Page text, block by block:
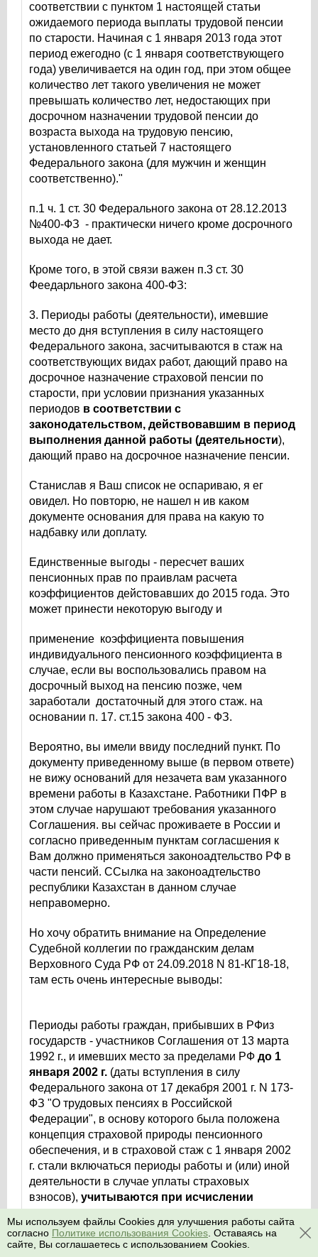
соответствии с пунктом 1 настоящей статьи
ожидаемого периода выплаты трудовой пенсии
по старости. Начиная с 1 января 2013 года этот
период ежегодно (с 1 января соответствующего
года) увеличивается на один год, при этом общее
количество лет такого увеличения не может
превышать количество лет, недостающих при
досрочном назначении трудовой пенсии до
возраста выхода на трудовую пенсию,
установленного статьей 7 настоящего
Федерального закона (для мужчин и женщин
соответственно)."
п.1 ч. 1 ст. 30 Федерального закона от 28.12.2013
№400-ФЗ - практически ничего кроме досрочного
выхода не дает.
Кроме того, в этой связи важен п.3 ст. 30
Феедарльного закона 400-ФЗ:
3. Периоды работы (деятельности), имевшие
место до дня вступления в силу настоящего
Федерального закона, засчитываются в стаж на
соответствующих видах работ, дающий право на
досрочное назначение страховой пенсии по
старости, при условии признания указанных
периодов в соответствии с
законодательством, действовавшим в период
выполнения данной работы (деятельности),
дающий право на досрочное назначение пенсии.
Станислав я Ваш список не оспариваю, я ег
овидел. Но повторю, не нашел н ив каком
документе основания для права на какую то
надбавку или доплату.
Единственные выгоды - пересчет ваших
пенсионных прав по праивлам расчета
коэффициентов дейстовавших до 2015 года. Это
может принести некоторую выгоду и
применение коэффициента повышения
индивидуального пенсионного коэффициента в
случае, если вы воспользовались правом на
досрочный выход на пенсию позже, чем
заработали достаточный для этого стаж. на
основании п. 17. ст.15 закона 400 - ФЗ.
Вероятно, вы имели ввиду последний пункт. По
документу приведенному выше (в первом ответе)
не вижу оснований для незачета вам указанного
времени работы в Казахстане. Работники ПФР в
этом случае нарушают требования указанного
Соглашения. вы сейчас проживаете в России и
согласно приведенным пунктам согласшения к
Вам должно применяться законоадтельство РФ в
части пенсий. ССылка на законоадтельство
республики Казахстан в данном случае
неправомерно.
Но хочу обратить внимание на Определение
Судебной коллегии по гражданским делам
Верховного Суда РФ от 24.09.2018 N 81-КГ18-18,
там есть очень интересные выводы:
Периоды работы граждан, прибывших в РФиз
государств - участников Соглашения от 13 марта
1992 г., и имевших место за пределами РФ до 1
января 2002 г. (даты вступления в силу
Федерального закона от 17 декабря 2001 г. N 173-
ФЗ "О трудовых пенсиях в Российской
Федерации", в основу которого была положена
концепция страховой природы пенсионного
обеспечения, и в страховой стаж с 1 января 2002
г. стали включаться периоды работы и (или) иной
деятельности в случае уплаты страховых
взносов), учитываются при исчислении
страхового стажа в целях определения права
на пенсию независимо от уплаты страховых
взносов.
Мы используем файлы Cookies для улучшения работы сайта
согласно Политике использования Cookies . Оставаясь на
сайте, Вы соглашаетесь с использованием Cookies.